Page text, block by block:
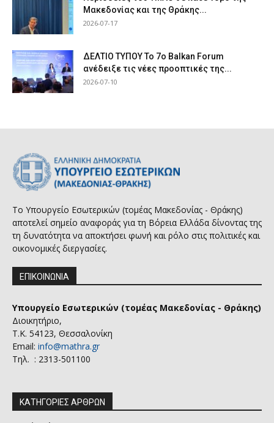
Μακεδονίας και της Θράκης...
2026-07-17
ΔΕΛΤΙΟ ΤΥΠΟΥ Το 7ο Balkan Forum
ανέδειξε τις νέες προοπτικές της...
2026-07-10
Το Υπουργείο Εσωτερικών (τομέας Μακεδονίας - Θράκης)
αποτελεί σημείο αναφοράς για τη Βόρεια Ελλάδα δίνοντας της
τη δυνατότητα να αποκτήσει φωνή και ρόλο στις πολιτικές και
οικονομικές διεργασίες.
ΕΠΙΚΟΙΝΩΝΙΑ
Υπουργείο Εσωτερικών (τομέας Μακεδονίας - Θράκης)
Διοικητήριο,
Τ.Κ. 54123, Θεσσαλονίκη
Email: info@mathra.gr
Τηλ. : 2313-501100
ΚΑΤΗΓΟΡΙΕΣ ΑΡΘΡΩΝ